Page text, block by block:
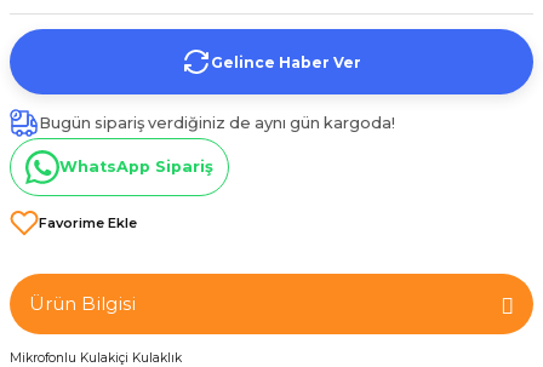
Gelince Haber Ver
Bugün sipariş verdiğiniz de aynı gün kargoda!
WhatsApp Sipariş
Ürün Bilgisi
Mikrofonlu Kulakiçi Kulaklık